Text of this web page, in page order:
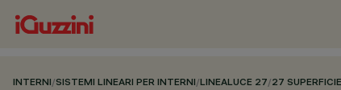
INTERNI/SISTEMI LINEARI PER INTERNI/LINEALUCE 27/27